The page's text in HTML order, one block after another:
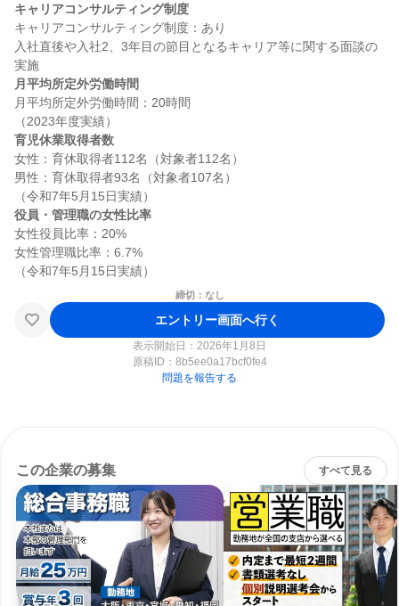
キャリアコンサルティング制度
キャリアコンサルティング制度：あり
入社直後や入社2、3年目の節目となるキャリア等に関する面談の
月平均所定外労働時間
月平均所定外労働時間：20時間
育児休業取得者数
女性：育休取得者112名（対象者112名）
男性：育休取得者93名（対象者107名）
役員・管理職の女性比率
女性役員比率：20%
女性管理職比率：6.7%
締切：なし
エントリー画面へ行く
表示開始日：2026年1月8日
原稿ID： 8b5ee0a17bcf0fe4
問題を報告する
この企業の募集 すべて見る